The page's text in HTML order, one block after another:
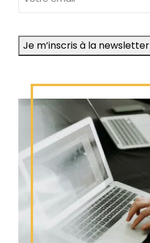
e-
Je m’inscris à la newsletter